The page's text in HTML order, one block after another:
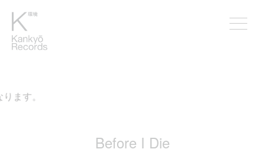
ます。
Before I Die